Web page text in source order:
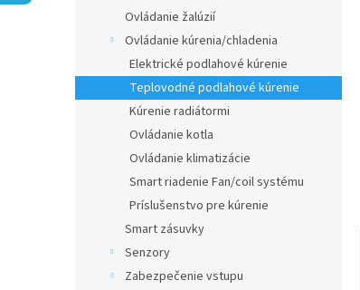
Ovládanie žalúzií
Ovládanie kúrenia/chladenia
Elektrické podlahové kúrenie
Teplovodné podlahové kúrenie
Kúrenie radiátormi
Ovládanie kotla
Ovládanie klimatizácie
Smart riadenie Fan/coil systému
Príslušenstvo pre kúrenie
Smart zásuvky
Senzory
Zabezpečenie vstupu